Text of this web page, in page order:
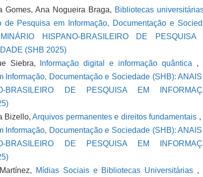
Ana Nogueira Braga, Bibliotecas
de Pesquisa em Informação, Documentação e
HISPANO-BRASILEIRO DE PESQUISA
(SHB 2025)
Siebra,
Informação digital e informação quântica ,
Documentação e Sociedade (SHB):
BRASILEIRO DE PESQUISA EM
Bizello,Arquivos permanentes e direitos fundamentais ,
Documentação e Sociedade (SHB):
BRASILEIRO DE PESQUISA EM
Mídias Sociais e Bibliotecas Universitárias ,